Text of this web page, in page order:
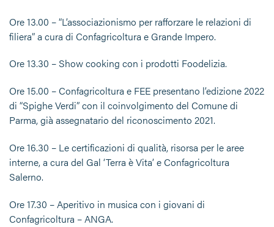
Ore 13.00 – “L’associazionismo per rafforzare le relazioni di
filiera” a cura di Confagricoltura e Grande Impero.
Ore 13.30 – Show cooking con i prodotti Foodelizia.
Ore 15.00 – Confagricoltura e FEE presentano l’edizione 2022
di “Spighe Verdi” con il coinvolgimento del Comune di
Parma, già assegnatario del riconoscimento 2021.
Ore 16.30 – Le certificazioni di qualità, risorsa per le aree
interne, a cura del Gal ‘Terra è Vita’ e Confagricoltura
Salerno.
Ore 17.30 – Aperitivo in musica con i giovani di
Confagricoltura – ANGA.